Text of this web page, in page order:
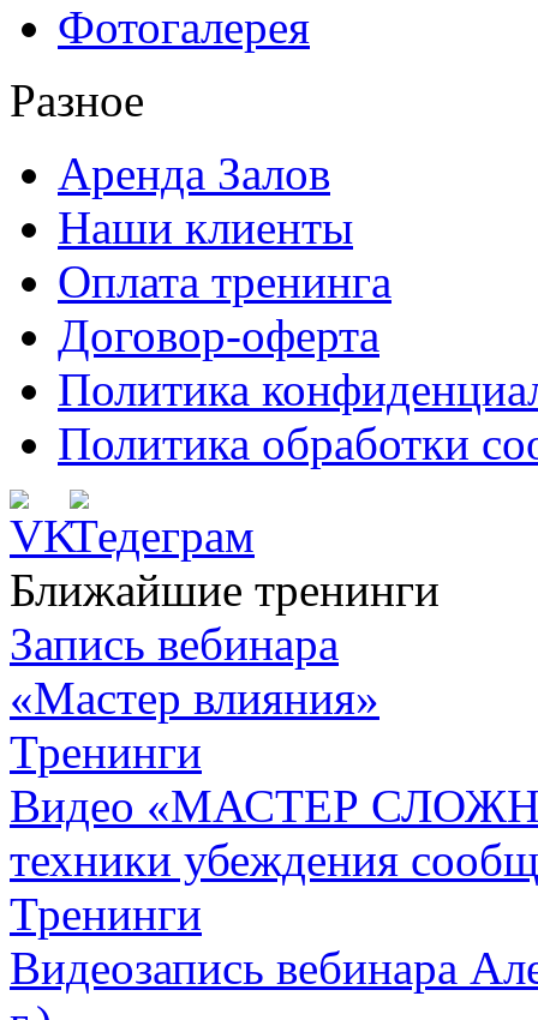
Фотогалерея
Разное
Аренда Залов
Наши клиенты
Оплата тренинга
Договор-оферта
Политика
Политика обработки
Ближайшие тренинги
Запись вебинара
«Мастер влияния»
Тренинги
Видео «МАСТЕР
техники убеждения
Тренинги
Видеозапись вебинара